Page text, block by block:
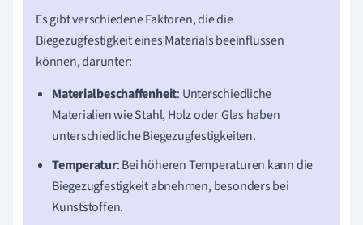
Es gibt verschiedene Faktoren, die die
Biegezugfestigkeit eines Materials beeinflussen
können, darunter:
Materialbeschaffenheit: Unterschiedliche
Materialien wie Stahl, Holz oder Glas haben
unterschiedliche Biegezugfestigkeiten.
Temperatur: Bei höheren Temperaturen kann die
Biegezugfestigkeit abnehmen, besonders bei
Kunststoffen.